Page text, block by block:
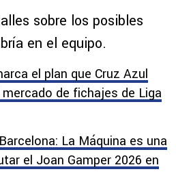
sobre los posibles
en el equipo.
el plan que Cruz Azul
de fichajes de Liga
La Máquina es una
el Joan Gamper 2026 en